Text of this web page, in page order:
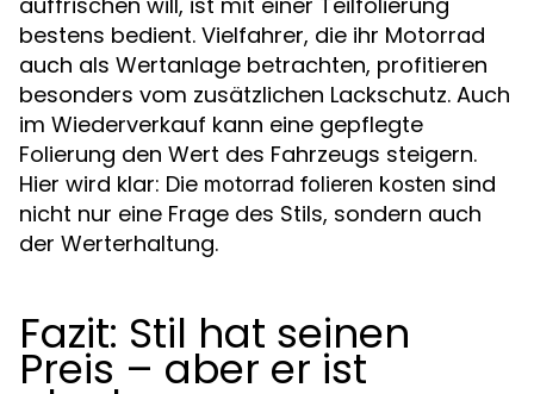
bestens bedient. Vielfahrer, die ihr Motorrad
auch als Wertanlage betrachten, profitieren
besonders vom zusätzlichen Lackschutz. Auch
im Wiederverkauf kann eine gepflegte
Folierung den Wert des Fahrzeugs steigern.
Hier wird klar: Die motorrad folieren kosten sind
nicht nur eine Frage des Stils, sondern auch
der Werterhaltung.
Fazit: Stil hat seinen
Preis – aber er ist